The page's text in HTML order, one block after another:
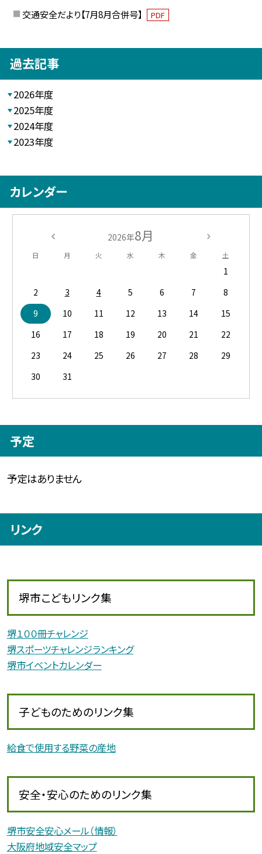
交通安全だより【7月8月合併号】 PDF
過去記事
2026年度
2025年度
2024年度
2023年度
カレンダー
2026年8月
日 月 火 水 木 金 土
1
2
3 4 5 6 7
8
9
10 11 12 13 14
15
16
17 18 19 20 21
22
23
24 25 26 27 28
29
30
31
予定
予定はありません
リンク
堺市こどもリンク集
堺１００冊チャレンジ
堺スポーツチャレンジランキング
堺市イベントカレンダー
子どものためのリンク集
給食で使用する野菜の産地
安全・安心のためのリンク集
堺市安全安心メール（情報）
大阪府地域安全マップ